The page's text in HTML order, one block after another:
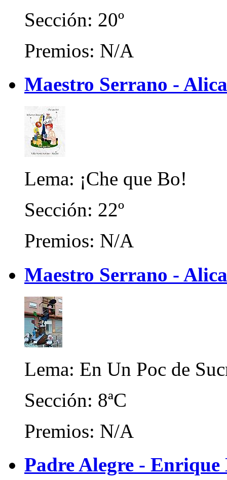
Sección: 20º
Premios: N/A
Maestro Serrano -
Lema: ¡Che que Bo!
Sección: 22º
Premios: N/A
Maestro Serrano -
Lema: En Un Poc de
Sección: 8ªC
Premios: N/A
Padre Alegre - Enrique